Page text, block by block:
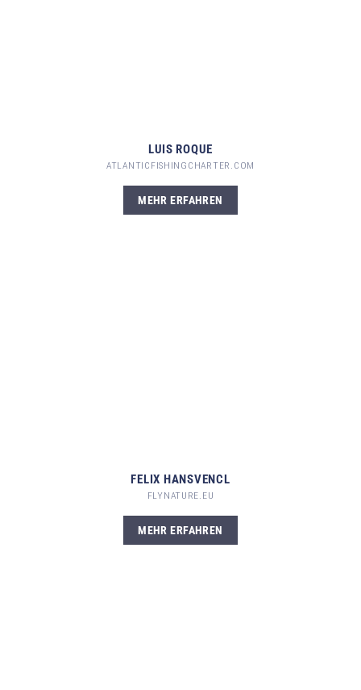
LUIS ROQUE
ATLANTICFISHINGCHARTER.COM
MEHR ERFAHREN
FELIX HANSVENCL
FLYNATURE.EU
MEHR ERFAHREN